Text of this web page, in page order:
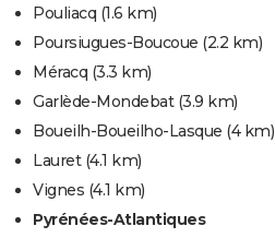
Pouliacq (1.6 km)
Poursiugues-Boucoue (2.2 km)
Méracq (3.3 km)
Garlède-Mondebat(3.9 km)
Boueilh-Boueilho-Lasque (4 km)
Lauret(4.1 km)
Vignes (4.1 km)
Pyrénées-Atlantiques